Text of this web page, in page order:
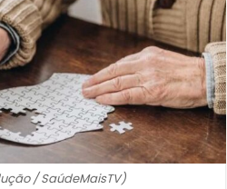
/ SaúdeMaisTV)